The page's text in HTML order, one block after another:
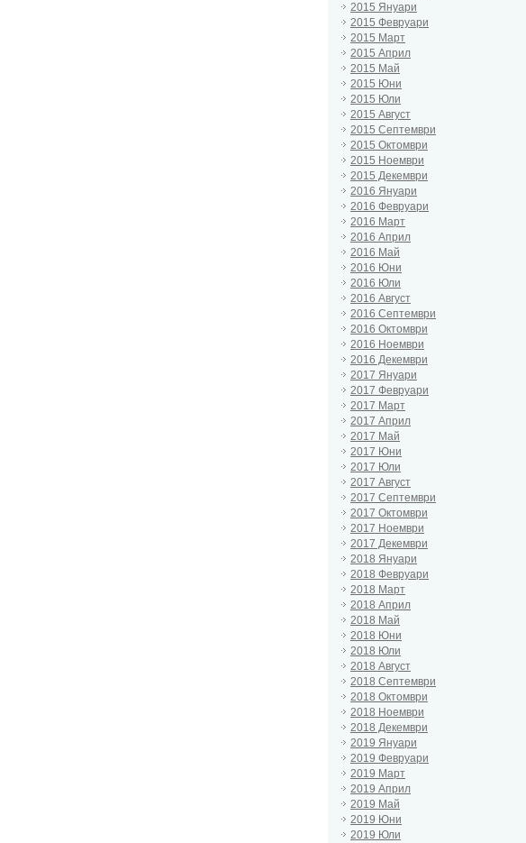
2015 Януари
2015 Февруари
2015 Март
2015 Април
2015 Май
2015 Юни
2015 Юли
2015 Август
2015 Септември
2015 Октомври
2015 Ноември
2015 Декември
2016 Януари
2016 Февруари
2016 Март
2016 Април
2016 Май
2016 Юни
2016 Юли
2016 Август
2016 Септември
2016 Октомври
2016 Ноември
2016 Декември
2017 Януари
2017 Февруари
2017 Март
2017 Април
2017 Май
2017 Юни
2017 Юли
2017 Август
2017 Септември
2017 Октомври
2017 Ноември
2017 Декември
2018 Януари
2018 Февруари
2018 Март
2018 Април
2018 Май
2018 Юни
2018 Юли
2018 Август
2018 Септември
2018 Октомври
2018 Ноември
2018 Декември
2019 Януари
2019 Февруари
2019 Март
2019 Април
2019 Май
2019 Юни
2019 Юли